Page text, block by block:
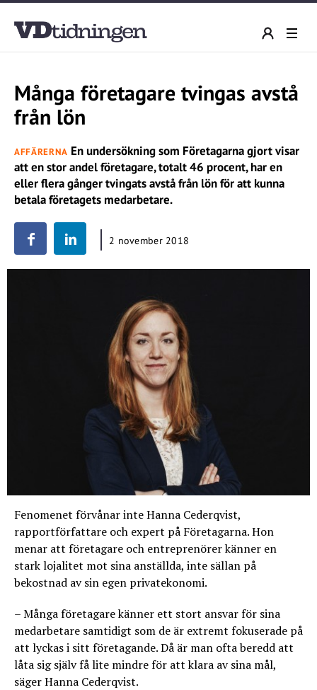
Många företagare tvingas avstå
från lön
AFFÄRERNA En undersökning som Företagarna gjort visar
att en stor andel företagare, totalt 46 procent, har en
eller flera gånger tvingats avstå från lön för att kunna
betala företagets medarbetare.
2 november 2018
Fenomenet förvånar inte Hanna Cederqvist,
rapportförfattare och expert på Företagarna. Hon
menar att företagare och entreprenörer känner en
stark lojalitet mot sina anställda, inte sällan på
bekostnad av sin egen privatekonomi.
– Många företagare känner ett stort ansvar för sina
medarbetare samtidigt som de är extremt fokuserade på
att lyckas i sitt företagande. Då är man ofta beredd att
låta sig själv få lite mindre för att klara av sina mål,
säger Hanna Cederqvist.